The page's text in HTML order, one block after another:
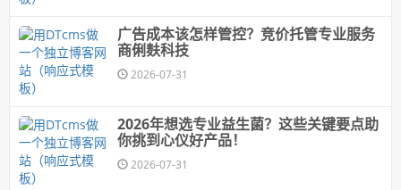
广告成本该怎样管控？竞价托管专业服务
商俐麸科技
2026-07-31
2026年想选专业益生菌？这些关键要点助
你挑到心仪好产品！
2026-07-31